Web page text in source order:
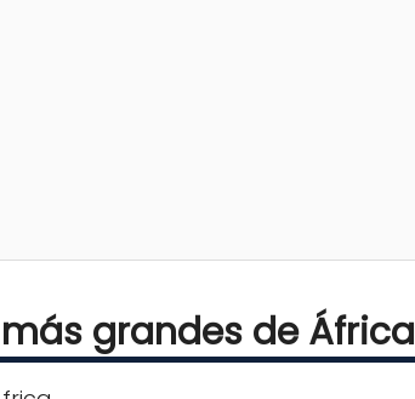
grandes de África